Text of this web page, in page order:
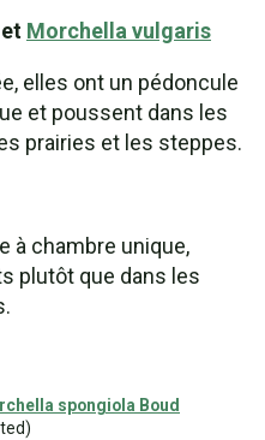
et Morchella vulgaris
elles ont un pédoncule
et poussent dans les
prairies et les steppes.
à chambre unique,
plutôt que dans les
spongiola Boud